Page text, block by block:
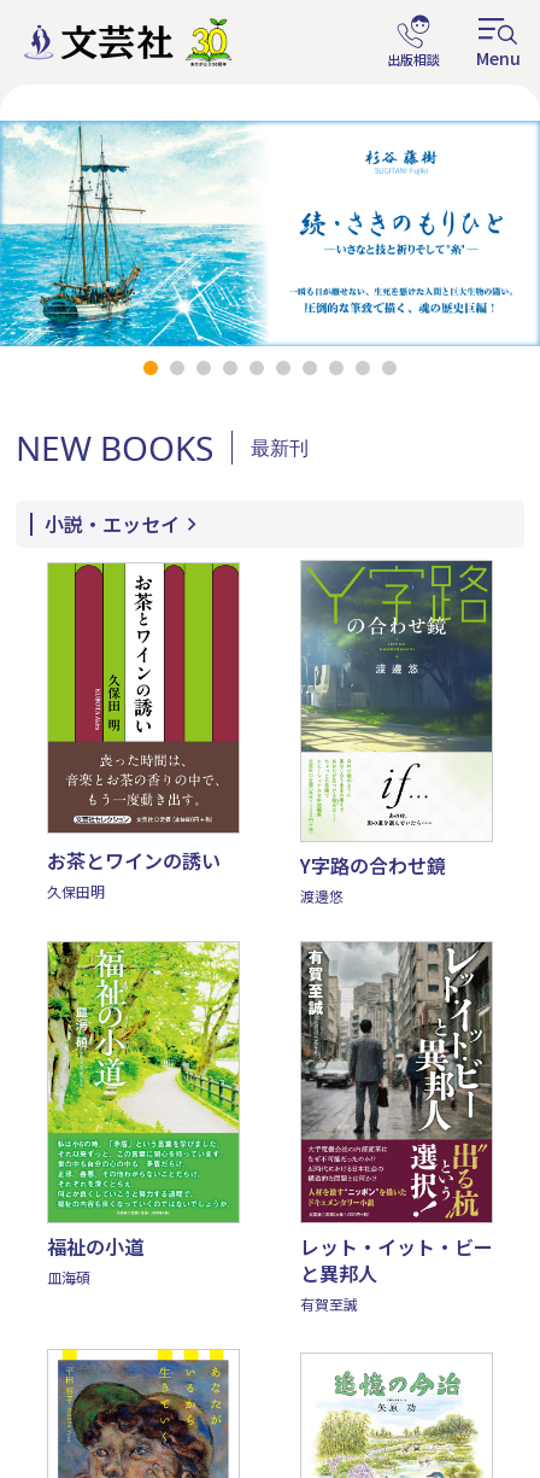
NEW BOOKS 最新刊
小説・エッセイ
お茶とワインの誘い
久保田明
Y字路の合わせ鏡
渡邊悠
福祉の小道
皿海碩
レット・イット・ビー
と異邦人
有賀至誠